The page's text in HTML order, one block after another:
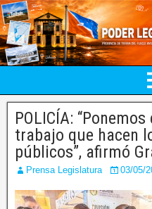
POLICÍA:
trabajo que hacen
públicos”, afirmó
Prensa Legislatura 03/05/